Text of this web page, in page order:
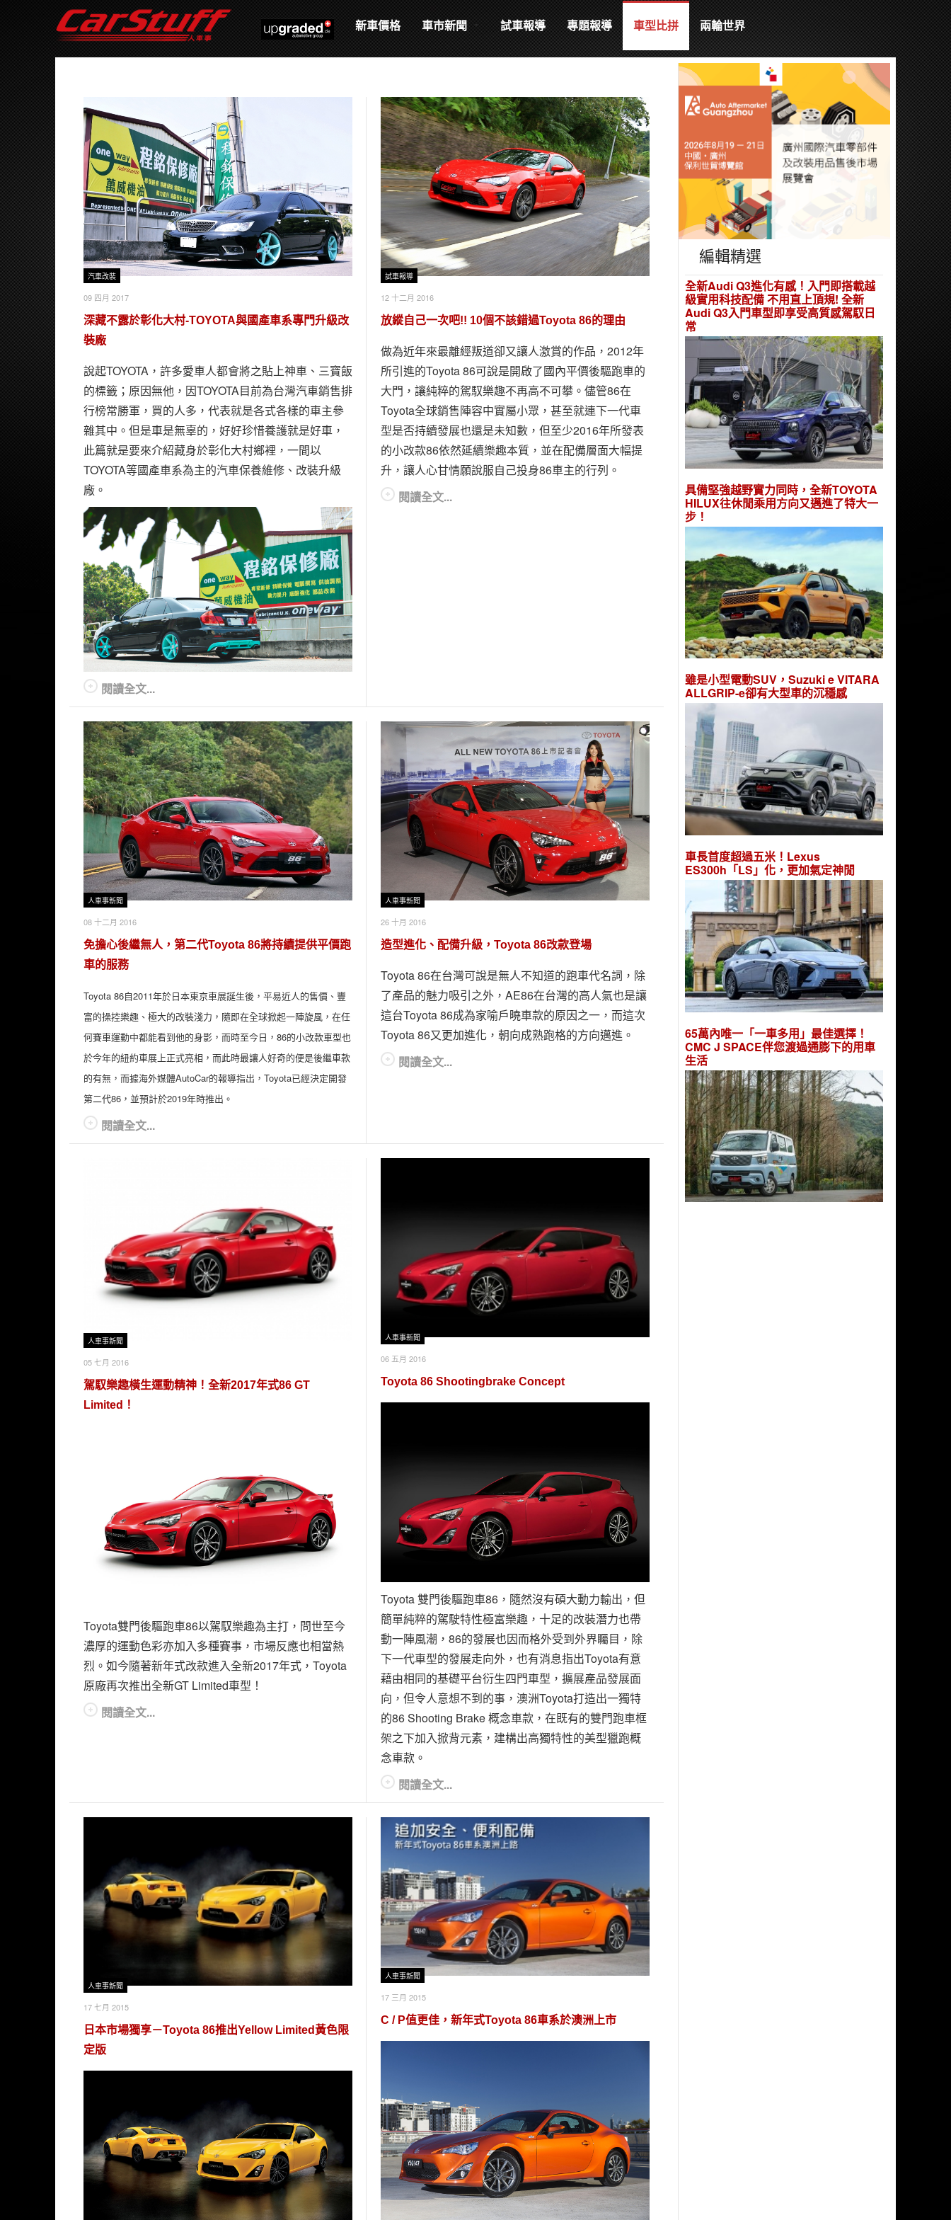
新車價格 車市新聞 試車報導 專題報導 車型比拼 兩輪世界
汽車改裝
09 四月 2017
深藏不露於彰化大村-TOYOTA與國產車系專門升級改
裝廠
說起TOYOTA，許多愛車人都會將之貼上神車、三寶飯
的標籤；原因無他，因TOYOTA目前為台灣汽車銷售排
行榜常勝軍，買的人多，代表就是各式各樣的車主參
雜其中。但是車是無辜的，好好珍惜養護就是好車，
此篇就是要來介紹藏身於彰化大村鄉裡，一間以
TOYOTA等國產車系為主的汽車保養維修、改裝升級
廠。
閱讀全文...
試車報導
12 十二月 2016
放縱自己一次吧!! 10個不該錯過Toyota 86的理由
做為近年來最離經叛道卻又讓人激賞的作品，2012年
所引進的Toyota 86可說是開啟了國內平價後驅跑車的
大門，讓純粹的駕馭樂趣不再高不可攀。儘管86在
Toyota全球銷售陣容中實屬小眾，甚至就連下一代車
型是否持續發展也還是未知數，但至少2016年所發表
的小改款86依然延續樂趣本質，並在配備層面大幅提
升，讓人心甘情願說服自己投身86車主的行列。
閱讀全文...
人車事新聞
08 十二月 2016
免擔心後繼無人，第二代Toyota 86將持續提供平價跑
車的服務
Toyota 86自2011年於日本東京車展誕生後，平易近人的售價、豐
富的操控樂趣、極大的改裝淺力，隨即在全球掀起一陣旋風，在任
何賽車運動中都能看到他的身影，而時至今日，86的小改款車型也
於今年的紐約車展上正式亮相，而此時最讓人好奇的便是後繼車款
的有無，而據海外媒體AutoCar的報導指出，Toyota已經決定開發
第二代86，並預計於2019年時推出。
閱讀全文...
人車事新聞
26 十月 2016
造型進化、配備升級，Toyota 86改款登場
Toyota 86在台灣可說是無人不知道的跑車代名詞，除
了產品的魅力吸引之外，AE86在台灣的高人氣也是讓
這台Toyota 86成為家喻戶曉車款的原因之一，而這次
Toyota 86又更加進化，朝向成熟跑格的方向邁進。
閱讀全文...
人車事新聞
05 七月 2016
駕馭樂趣橫生運動精神！全新2017年式86 GT
Limited！
Toyota雙門後驅跑車86以駕馭樂趣為主打，問世至今
濃厚的運動色彩亦加入多種賽事，市場反應也相當熱
烈。如今隨著新年式改款進入全新2017年式，Toyota
原廠再次推出全新GT Limited車型！
閱讀全文...
人車事新聞
06 五月 2016
Toyota 86 Shootingbrake Concept
Toyota 雙門後驅跑車86，隨然沒有碩大動力輸出，但
簡單純粹的駕駛特性極富樂趣，十足的改裝潛力也帶
動一陣風潮，86的發展也因而格外受到外界矚目，除
下一代車型的發展走向外，也有消息指出Toyota有意
藉由相同的基礎平台衍生四門車型，擴展產品發展面
向，但令人意想不到的事，澳洲Toyota打造出一獨特
的86 Shooting Brake 概念車款，在既有的雙門跑車框
架之下加入掀背元素，建構出高獨特性的美型獵跑概
念車款。
閱讀全文...
人車事新聞
17 七月 2015
日本市場獨享－Toyota 86推出Yellow Limited黃色限
定版
人車事新聞
17 三月 2015
C / P值更佳，新年式Toyota 86車系於澳洲上市
編輯精選
全新Audi Q3進化有感！入門即搭載越
級實用科技配備 不用直上頂規! 全新
Audi Q3入門車型即享受高質感駕馭日
常
具備堅強越野實力同時，全新TOYOTA
HILUX往休閒乘用方向又邁進了特大一
步！
雖是小型電動SUV，Suzuki e VITARA
ALLGRIP-e卻有大型車的沉穩感
車長首度超過五米！Lexus
ES300h「LS」化，更加氣定神閒
65萬內唯一「一車多用」最佳選擇！
CMC J SPACE伴您渡過通膨下的用車
生活